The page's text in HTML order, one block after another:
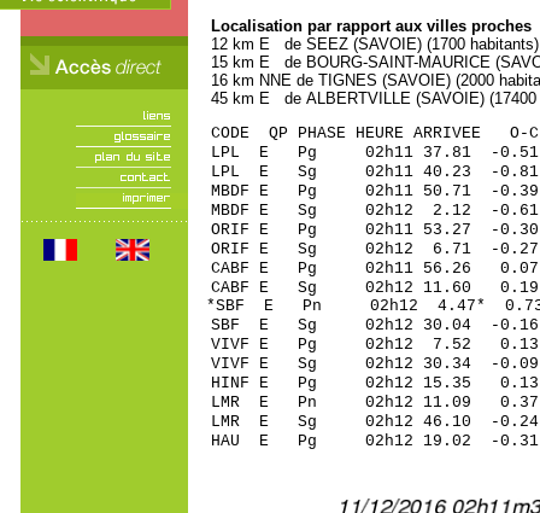
Localisation par rapport aux villes proches
12 km E de SEEZ (SAVOIE) (1700 habitants)
15 km E de BOURG-SAINT-MAURICE
16 km NNE de TIGNES (SAVOIE) (2000
45 km E de ALBERTVILLE (SAVOIE) (17400
CODE QP PHASE HEURE
LPL E Pg 02h11 37.81 -0.51
LPL E Sg 02h11 40.23 -
MBDF E Pg 02h11 50.71 -
MBDF E Sg 02h12 2.12 -
ORIF E Pg 02h11 53.27 -0.30
ORIF E Sg 02h12 6.71 -
CABF E Pg 02h11 56.26 0.07
CABF E Sg 02h12 11.60
*SBF E Pn 02h12 4.47* 0.73
SBF E Sg 02h12 30.04 -
VIVF E Pg 02h12 7.52 0.13
VIVF E Sg 02h12 30.34 -
HINF E Pg 02h12 15.35 0.13
LMR E Pn 02h12 11.09 0.37
LMR E Sg 02h12 46.10 -
HAU E Pg 02h12 19.02 -0.31